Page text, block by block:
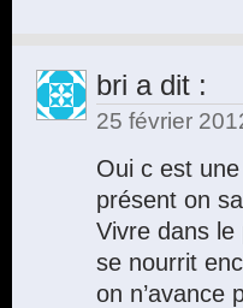
bri a dit :
25 février
Oui c est
présent on
Vivre dans le
se nourrit
on n’avance